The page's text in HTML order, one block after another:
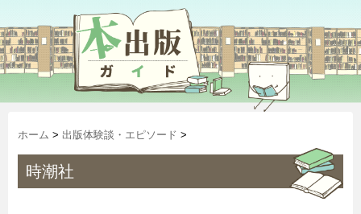
ホーム > 出版体験談・エピソード >
時潮社